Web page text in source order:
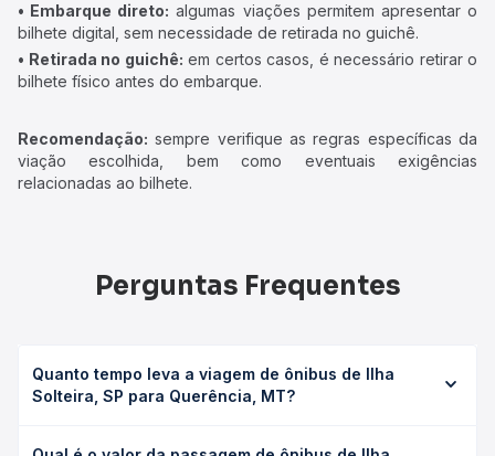
• Embarque direto: algumas viações permitem apresentar o
bilhete digital, sem necessidade de retirada no guichê.
• Retirada no guichê: em certos casos, é necessário retirar o
bilhete físico antes do embarque.
Recomendação: sempre verifique as regras específicas da
viação escolhida, bem como eventuais exigências
relacionadas ao bilhete.
Perguntas Frequentes
Quanto tempo leva a viagem de ônibus de Ilha
Solteira, SP para Querência, MT?